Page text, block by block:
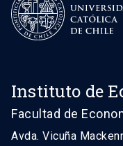
Instituto de
Facultad de
Avda. Vicuña